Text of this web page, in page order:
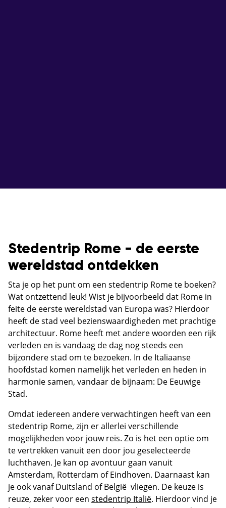
Stedentrip Rome - de eerste
wereldstad ontdekken
Sta je op het punt om een stedentrip Rome te boeken?
Wat ontzettend leuk! Wist je bijvoorbeeld dat Rome in
feite de eerste wereldstad van Europa was? Hierdoor
heeft de stad veel bezienswaardigheden met prachtige
architectuur. Rome heeft met andere woorden een rijk
verleden en is vandaag de dag nog steeds een
bijzondere stad om te bezoeken. In de Italiaanse
hoofdstad komen namelijk het verleden en heden in
harmonie samen, vandaar de bijnaam: De Eeuwige
Stad.
Omdat iedereen andere verwachtingen heeft van een
stedentrip Rome, zijn er allerlei verschillende
mogelijkheden voor jouw reis. Zo is het een optie om
te vertrekken vanuit een door jou geselecteerde
luchthaven. Je kan op avontuur gaan vanuit
Amsterdam, Rotterdam of Eindhoven. Daarnaast kan
je ook vanaf Duitsland of België vliegen. De keuze is
reuze, zeker voor een stedentrip Italië. Hierdoor vind je